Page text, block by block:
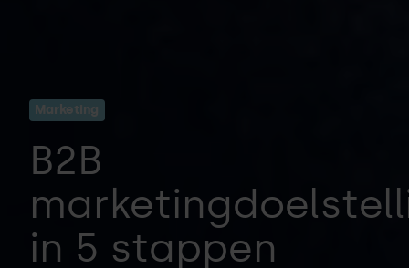
Marketing
B2B
in 5 stappen